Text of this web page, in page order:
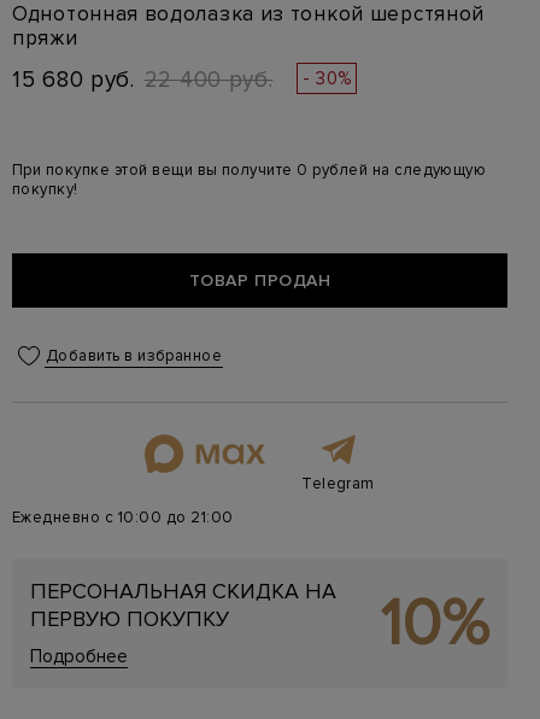
Однотонная водолазка из тонкой шерстяной
пряжи
15 680 руб. 22 400 руб. - 30%
При покупке этой вещи вы получите 0 рублей на следующую
покупку!
ТОВАР ПРОДАН
Добавить в избранное
Telegram
Ежедневно с 10:00 до 21:00
ПЕРСОНАЛЬНАЯ СКИДКА НА
ПЕРВУЮ ПОКУПКУ
Подробнее 10%